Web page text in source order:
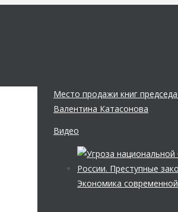
Место продажи книг
Валентина Катасонова
Видео
Экономика